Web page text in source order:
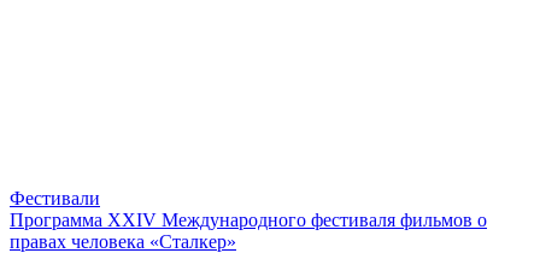
Фестивали
Программа XХIV Международного фестиваля фильмов о
правах человека «Сталкер»